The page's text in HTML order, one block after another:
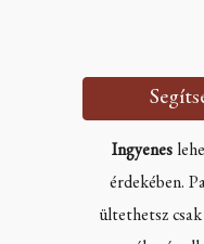
Ingyenes
érdekében.
ültethetsz